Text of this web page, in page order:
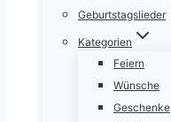
Geburtstagslieder
Kategorien
Feiern
Wünsche
Geschenke